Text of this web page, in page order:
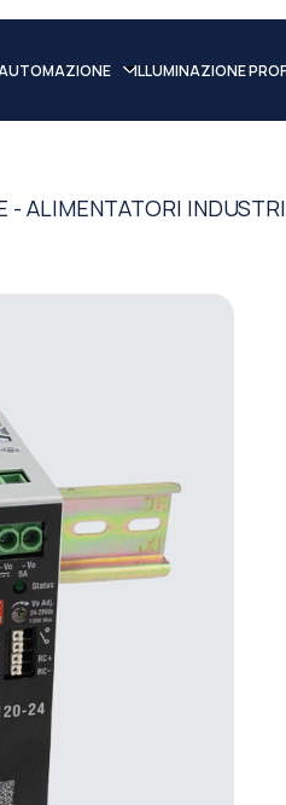
ILLUMINAZIONE
- ALIMENTATORI